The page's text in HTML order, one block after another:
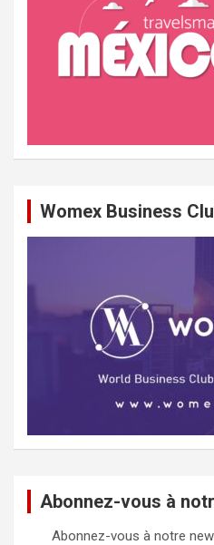
Womex Business
Abonnez-vous à
Abonnez-vous à notre